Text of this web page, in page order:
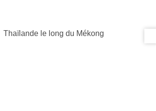
Thaïlande le long du Mékong